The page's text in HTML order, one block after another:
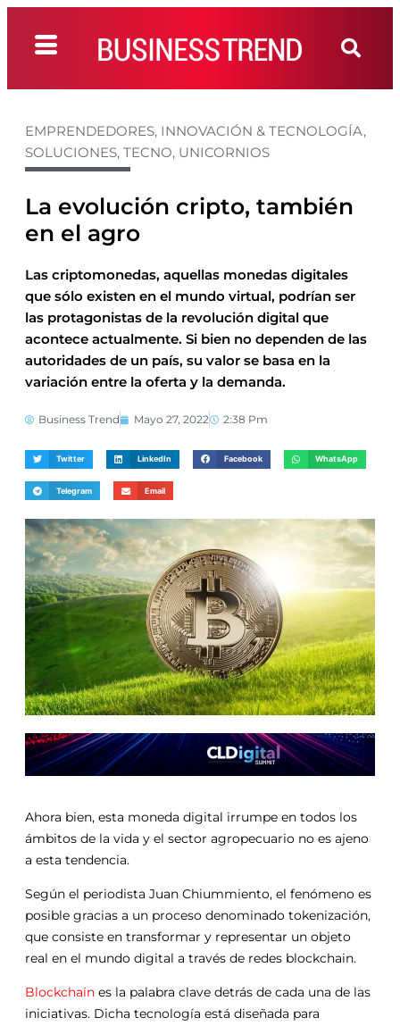
EMPRENDEDORES, INNOVACIÓN & TECNOLOGÍA,
SOLUCIONES, TECNO, UNICORNIOS
La evolución cripto, también
en el agro
Las criptomonedas, aquellas monedas digitales
que sólo existen en el mundo virtual, podrían ser
las protagonistas de la revolución digital que
acontece actualmente. Si bien no dependen de las
autoridades de un país, su valor se basa en la
variación entre la oferta y la demanda.
Business Trend Mayo 27, 2022 2:38 Pm
Twitter LinkedIn Facebook WhatsApp
Telegram Email
Ahora bien, esta moneda digital irrumpe en todos los
ámbitos de la vida y el sector agropecuario no es ajeno
a esta tendencia.
Según el periodista Juan Chiummiento, el fenómeno es
posible gracias a un proceso denominado tokenización,
que consiste en transformar y representar un objeto
real en el mundo digital a través de redes blockchain.
Blockchain es la palabra clave detrás de cada una de las
iniciativas. Dicha tecnología está diseñada para